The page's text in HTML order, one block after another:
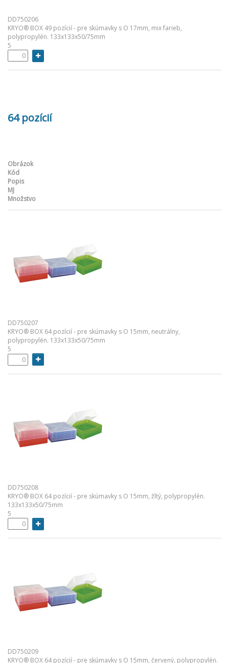
DD750206
KRYO® BOX 49 pozícií - pre skúmavky s O 17mm, mix farieb,
polypropylén. 133x133x50/75mm
5
64 pozícií
Obrázok
Kód
Popis
MJ
Množstvo
DD750207
KRYO® BOX 64 pozícií - pre skúmavky s O 15mm, neutrálny,
polypropylén. 133x133x50/75mm
5
DD750208
KRYO® BOX 64 pozícií - pre skúmavky s O 15mm, žltý, polypropylén.
133x133x50/75mm
5
DD750209
KRYO® BOX 64 pozícií - pre skúmavky s O 15mm, červený, polypropylén.